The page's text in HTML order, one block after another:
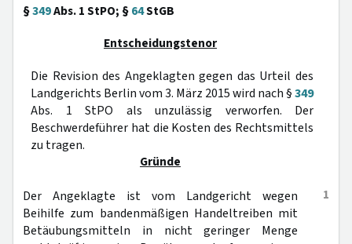
§349Abs. 1 StPO; §64StGB
Entscheidungstenor
Die Revision des Angeklagten gegen das Urteil des
Landgerichts Berlin vom 3. März 2015 wird nach §349
Abs. 1 StPO als unzulässig verworfen. Der
Beschwerdeführer hat die Kosten des Rechtsmittels
zu tragen.
Gründe
1
Der Angeklagte ist vom Landgericht wegen
Beihilfe zum bandenmäßigen Handeltreiben mit
Betäubungsmitteln in nicht geringer Menge